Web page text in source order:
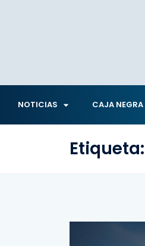
NOTICIAS CAJA NEGRA
Etiqueta: